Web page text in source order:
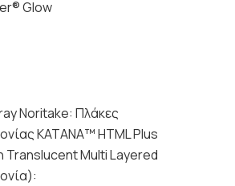
Glow
Noritake: Πλάκες
ΚΑΤΑΝΑ™ HTML Plus
Translucent Multi Layered